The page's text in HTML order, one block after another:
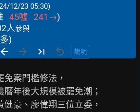
12/23 05:30)
45噓 241 →)
人參與
)
說明
案門檻修法，
年後大規模被罷免潮；
豪、廖偉翔三位立委，